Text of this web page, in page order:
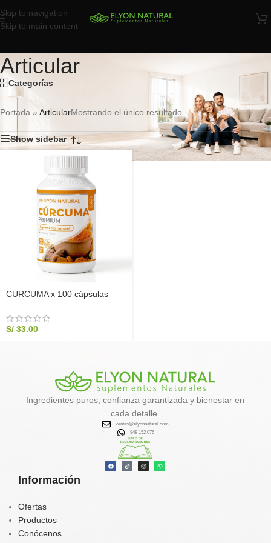
Skip to navigation
Skip to main content
Articular
Categorías
Portada » ArticularMostrando el único resultado
Show sidebar
CURCUMA x 100 cápsulas
S/ 33.00
Información
Ofertas
Productos
Conócenos
Ingredientes puros, confianza garantizada y bienestar en
cada detalle.
ventas@elyonnatural.com
948 152 076